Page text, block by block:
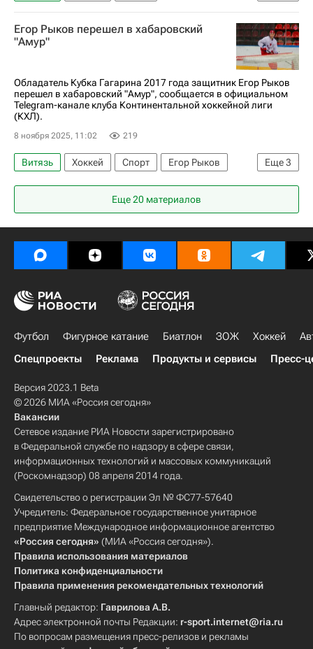
Дмитрий Рябыкин
Авангард
КХЛ 2025-2026
Локомотив (Ярославль)
Егор Рыков перешел в хабаровский
"Амур"
Обладатель Кубка Гагарина 2017 года защитник Егор Рыков
перешел в хабаровский "Амур", сообщается в официальном
Telegram-канале клуба Континентальной хоккейной лиги
(КХЛ).
8 ноября 2025, 11:02 219
Еще3
Витязь Хоккей Спорт
Егор Рыков
Амур
Лада
КХЛ 2025-2026
Еще 20 материалов
Футбол Фигурное катание Биатлон ЗОЖ Хоккей
Спецпроекты
Реклама Продукты и сервисы Пресс-
Версия 2023.1 Beta
© 2026 МИА «Россия сегодня»
Вакансии
Сетевое издание РИА Новости зарегистрировано
в Федеральной службе по надзору в сфере связи,
информационных технологий и массовых коммуникаций
(Роскомнадзор) 08 апреля 2014 года.
Свидетельство о регистрации Эл № ФС77-57640
Учредитель: Федеральное государственное унитарное
предприятие Международное информационное агентство
«Россия сегодня» (МИА «Россия сегодня»).
Правила использования материалов
Политика конфиденциальности
Правила применения рекомендательных технологий
Главный редактор: Гаврилова А.В.
Адрес электронной почты Редакции: r-sport.internet@ria.ru
По вопросам размещения пресс-релизов и рекламы